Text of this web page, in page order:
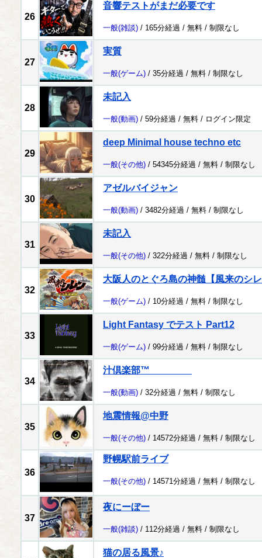
26
音響テストがまだ必要です
一般(雑談) / 165分経過 / 無料 / 制限なし
27
実質
一般(ゲーム) / 35分経過 / 無料 / 制限なし
28
未記入
一般(動画) / 59分経過 / 無料 / ログイン限定
29
deep Minimal house techno etc
一般(その他) / 54345分経過 / 無料 / 制限なし
30
アゼルバイジャン
一般(動画) / 3482分経過 / 無料 / 制限なし
31
未記入
一般(その他) / 322分経過 / 無料 / 制限なし
32
大阪人のとぐろ島の神髄【風来のシ
一般(ゲーム) / 10分経過 / 無料 / 制限なし
33
Light Fantasy でテスト Part12
一般(ゲーム) / 99分経過 / 無料 / 制限なし
34
汁倶楽部™
一般(動画) / 32分経過 / 無料 / 制限なし
35
地震情報@中野
一般(その他) / 14572分経過 / 無料 / 制限なし
36
野幌駅前ライブ
一般(その他) / 14571分経過 / 無料 / 制限なし
37
夜にーぼー
一般(雑談) / 112分経過 / 無料 / 制限なし
猫の居る風景♪